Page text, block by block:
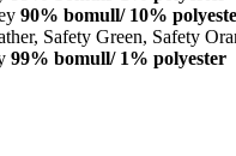
90% bomull/ 10%
Safety Green, Safety
99% bomull/ 1% polyester